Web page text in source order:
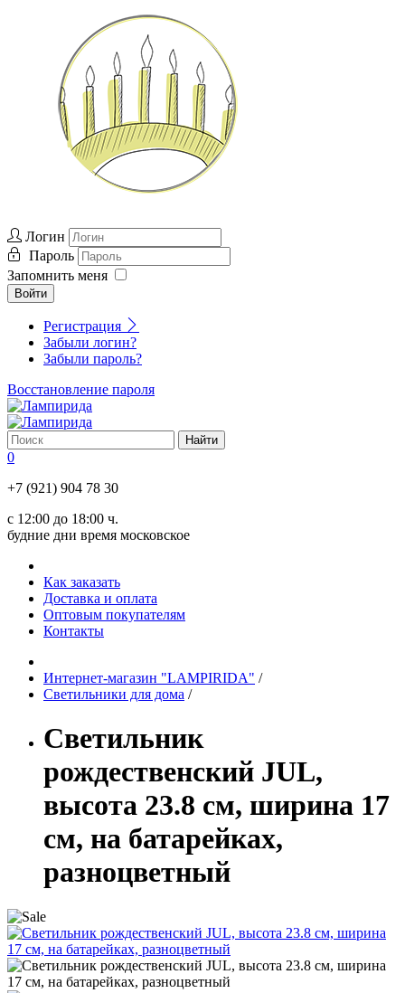
Логин
Пароль
Запомнить меня
Войти
Регистрация
Забыли логин?
Забыли пароль?
Восстановление пароля
0
+7 (921) 904 78 30
с 12:00 до 18:00 ч.
будние дни время московское
Как заказать
Доставка и оплата
Оптовым покупателям
Контакты
Интернет-магазин "LAMPIRIDA" /
Светильники для дома /
Светильник
рождественский JUL,
высота 23.8 см, ширина 17
см, на батарейках,
разноцветный